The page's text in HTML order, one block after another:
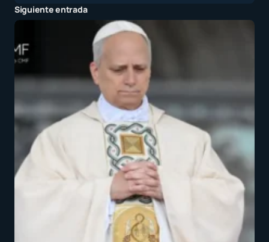
Siguiente entrada